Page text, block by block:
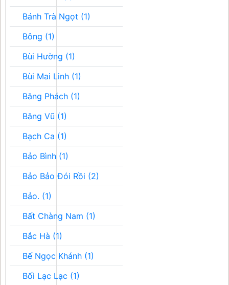
Bánh Trà Ngọt (1)
Bông (1)
Bùi Hường (1)
Bùi Mai Linh (1)
Băng Phách (1)
Băng Vũ (1)
Bạch Ca (1)
Bảo Bình (1)
Bảo Bảo Đói Rồi (2)
Bảo. (1)
Bất Chàng Nam (1)
Bắc Hà (1)
Bế Ngọc Khánh (1)
Bối Lạc Lạc (1)